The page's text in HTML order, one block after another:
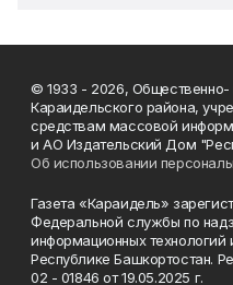
© 1933 - 2026, Общественно-
Караидельского района,
средствам массовой
и АО Издательский Дом
Об использовании
Газета «Караидель»
Федеральной службы по
информационных
Республике Башкортостан.
02 - 01846 от 19.05.2025 г.